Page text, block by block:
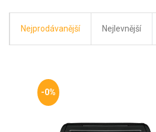
Nejprodávanější Nejlevnější
-0%